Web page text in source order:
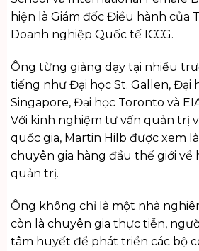
hiện là Giám đốc Điều hành của
Doanh nghiệp Quốc tế ICCG.
Ông từng giảng dạy tại nhiều
tiếng như Đại học St. Gallen, Đại
Singapore, Đại học Toronto và
Với kinh nghiệm tư vấn quản trị
quốc gia, Martin Hilb được xem
chuyên gia hàng đầu thế giới về
quản trị.
Ông không chỉ là một nhà
còn là chuyên gia thực tiễn,
tâm huyết để phát triển các bộ